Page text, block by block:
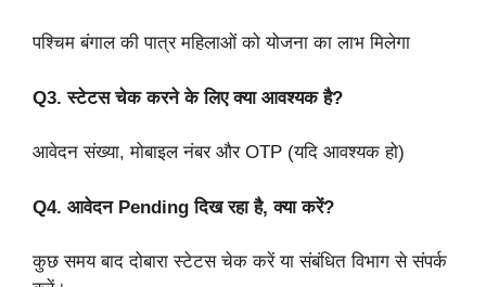
पश्चिम बंगाल की पात्र महिलाओं को योजना का लाभ मिलेगा
Q3. स्टेटस चेक करने के लिए क्या आवश्यक है?
आवेदन संख्या, मोबाइल नंबर और OTP (यदि आवश्यक हो)
Q4. आवेदन Pending दिख रहा है, क्या करें?
कुछ समय बाद दोबारा स्टेटस चेक करें या संबंधित विभाग से संपर्क